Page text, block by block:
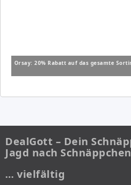
Orsay: 20% Rabatt auf das gesamte
DealGott – Dein
Jagd nach
… vielfältig